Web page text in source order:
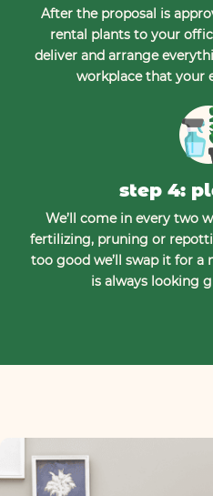
After the proposal is
rental plants to your
deliver and arrange
workplace that your
step 4:
We’ll come in every two
fertilizing, pruning or
too good we’ll swap it for a
is always looking